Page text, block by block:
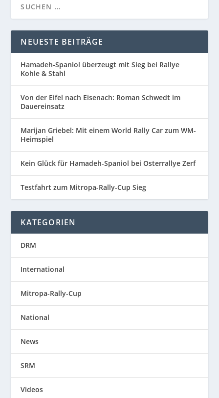
NEUESTE BEITRÄGE
Hamadeh-Spaniol überzeugt mit Sieg bei Rallye
Kohle & Stahl
Von der Eifel nach Eisenach: Roman Schwedt im
Dauereinsatz
Marijan Griebel: Mit einem World Rally Car zum WM-
Heimspiel
Kein Glück für Hamadeh-Spaniol bei Osterrallye Zerf
Testfahrt zum Mitropa-Rally-Cup Sieg
KATEGORIEN
DRM
International
Mitropa-Rally-Cup
National
News
SRM
Videos